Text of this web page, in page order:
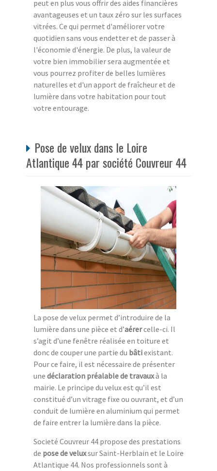
peut en plus vous offrir des aides financières
avantageuses et un taux zéro sur les surfaces
vitrées. Ce qui permet d'améliorer votre
quotidien sans vous endetter et de passer à
l'économie d'énergie. De plus, la valeur de
votre bien immobilier sera augmentée et
vous pourrez profiter de belles lumières
naturelles et d'un apport de fraîcheur et de
lumière dans votre habitation pour tout
votre entourage.
Pose de velux dans le Loire
Atlantique 44 par société Couvreur 44
La pose de velux permet d’introduire de la
lumière dans une pièce et d’aérercelle-ci. Il
s’agit d’une fenêtre réalisée en toiture et
donc de couper une partie du bâtiexistant.
Pour ce faire, il est nécessaire de présenter
une déclaration préalable de travauxà la
mairie. Le principe du velux est qu’il est
constitué d’un vitrage fixe ou ouvrant, et d’un
conduit de lumière en aluminium qui permet
de faire entrer la lumière dans la pièce.
Societé Couvreur 44 propose des prestations
de pose de veluxsur Saint-Herblain et le Loire
Atlantique 44. Nos professionnels sont à